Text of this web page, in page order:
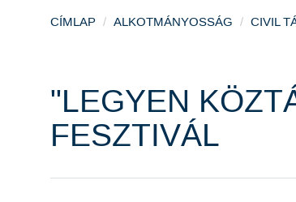
CÍMLAP ALKOTMÁNYOSSÁG CIVIL
"LEGYEN
FESZTIVÁL